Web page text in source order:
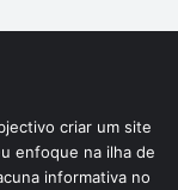
criar um site
enfoque na ilha de
informativa no